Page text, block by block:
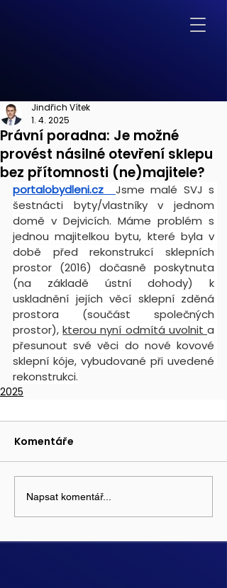
Právní poradna: Je možné
provést násilné otevření sklepu
bez přítomnosti (ne)majitele?
Jindřich Vítek
1. 4. 2025
portalobydleni.cz
Jsme malé SVJ s
šestnácti byty/vlastníky v jednom
domě v Dejvicích. Máme problém s
jednou majitelkou bytu, které byla v
době před rekonstrukcí sklepních
prostor (2016) dočasně poskytnuta
(na základě ústní dohody) k
uskladnění jejích věcí sklepní zděná
prostora (součást společných
prostor), kterou nyní odmítá uvolnit a
přesunout své věci do nové kovové
sklepní kóje, vybudované při uvedené
rekonstrukci.
2025
Komentáře
Napsat komentář...